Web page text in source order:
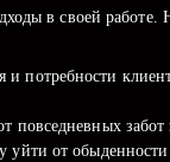
в своей работе.
повседневных
уйти от